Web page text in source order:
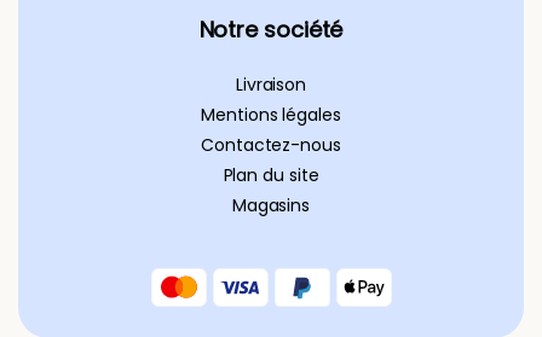
Notre société
Livraison
Mentions légales
Contactez-nous
Plan du site
Magasins